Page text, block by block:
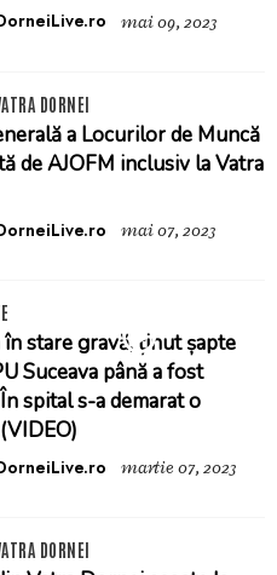
mai 09, 2023
DORNEI
a Locurilor de Muncă
de AJOFM inclusiv la Vatra
mai 07, 2023
stare gravă, ținut șapte
Suceava până a fost
spital s-a demarat o
martie 07, 2023
DORNEI